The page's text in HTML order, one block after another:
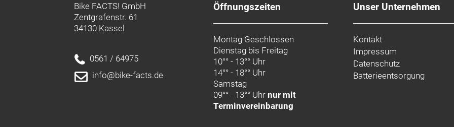
Bike FACTS! GmbH
Zentgrafenstr. 61
34130 Kassel
0561 / 64975
info@bike-facts.de
Öffnungszeiten
Montag Geschlossen
Dienstag bis Freitag
10°° - 13°° Uhr
14°° - 18°° Uhr
Samstag
09°° - 13°° Uhrnur mit
Terminvereinbarung
Unser Unternehmen
Kontakt
Impressum
Datenschutz
Batterieentsorgung